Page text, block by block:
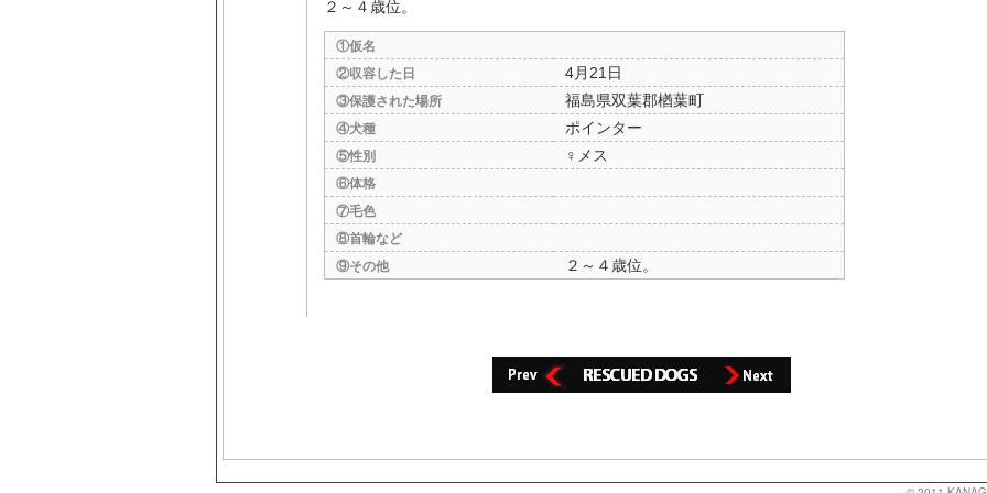
２～４歳位。
①仮名
②収容した日
4月21日
③保護された場所 福島県双葉郡楢葉町
④犬種 ポインター
⑤性別 ♀メス
⑥体格
⑦毛色
⑧首輪など
⑨その他
２～４歳位。
s3